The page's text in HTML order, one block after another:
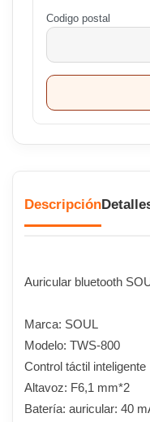
Codigo postal
Descripción
Auricular bluetooth
Marca: SOUL
Modelo: TWS-800
Control táctil inteligente
Altavoz: F6,1 mm*2
Batería: auricular: 40